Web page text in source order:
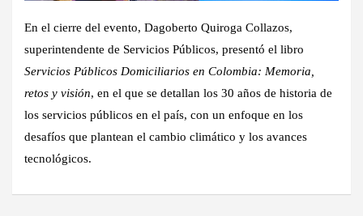
En el cierre del evento, Dagoberto Quiroga Collazos,
superintendente de Servicios Públicos, presentó el libro
Servicios Públicos Domiciliarios en Colombia: Memoria,
retos y visión, en el que se detallan los 30 años de historia de
los servicios públicos en el país, con un enfoque en los
desafíos que plantean el cambio climático y los avances
tecnológicos.